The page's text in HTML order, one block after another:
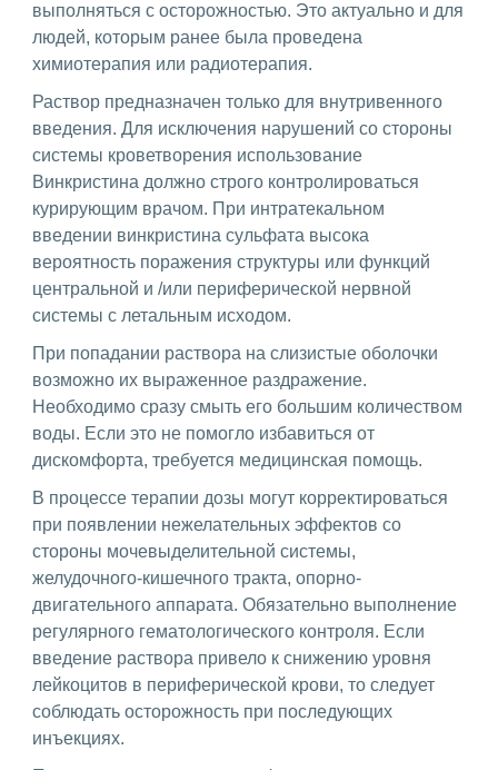
выполняться с осторожностью. Это актуально и для
людей, которым ранее была проведена
химиотерапия или радиотерапия.
Раствор предназначен только для внутривенного
введения. Для исключения нарушений со стороны
системы кроветворения использование
Винкристина должно строго контролироваться
курирующим врачом. При интратекальном
введении винкристина сульфата высока
вероятность поражения структуры или функций
центральной и /или периферической нервной
системы с летальным исходом.
При попадании раствора на слизистые оболочки
возможно их выраженное раздражение.
Необходимо сразу смыть его большим количеством
воды. Если это не помогло избавиться от
дискомфорта, требуется медицинская помощь.
В процессе терапии дозы могут корректироваться
при появлении нежелательных эффектов со
стороны мочевыделительной системы,
желудочного-кишечного тракта, опорно-
двигательного аппарата. Обязательно выполнение
регулярного гематологического контроля. Если
введение раствора привело к снижению уровня
лейкоцитов в периферической крови, то следует
соблюдать осторожность при последующих
инъекциях.